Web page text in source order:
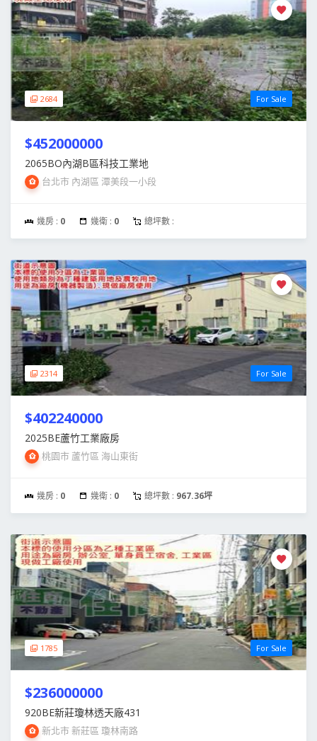
2684 For Sale
$452000000
2065BO內湖B區科技工業地
台北市 內湖區 潭美段一小段
幾房 : 0 幾衛 : 0 總坪數 :
2314 For Sale
$402240000
2025BE蘆竹工業廠房
桃園市 蘆竹區 海山東街
幾房 : 0 幾衛 : 0 總坪數 : 967.36坪
1785 For Sale
$236000000
920BE新莊瓊林透天廠431
新北市 新莊區 瓊林南路